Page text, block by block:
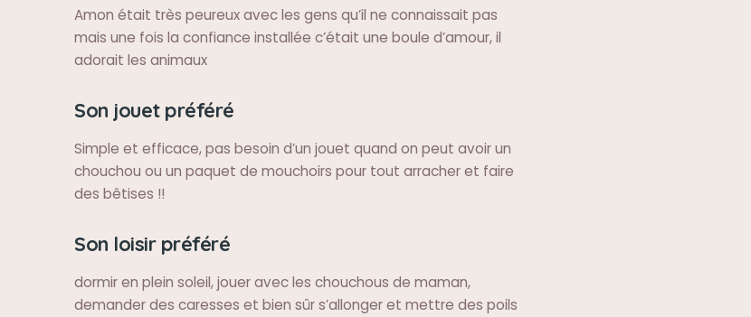
Amon était très peureux avec les gens qu’il ne connaissait pas
mais une fois la confiance installée c’était une boule d’amour, il
adorait les animaux
Son jouet préféré
Simple et efficace, pas besoin d’un jouet quand on peut avoir un
chouchou ou un paquet de mouchoirs pour tout arracher et faire
des bêtises !!
Son loisir préféré
dormir en plein soleil, jouer avec les chouchous de maman,
demander des caresses et bien sûr s’allonger et mettre des poils